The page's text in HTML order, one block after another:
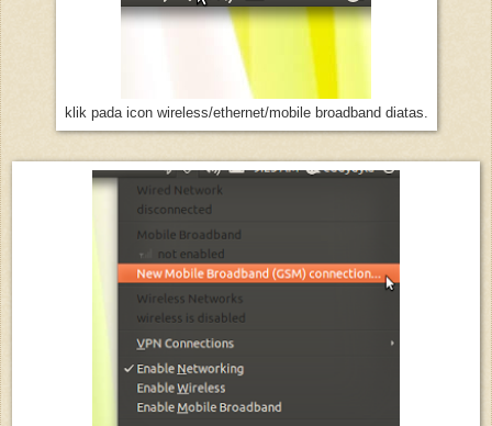
klik pada icon wireless/ethernet/mobile broadband diatas.